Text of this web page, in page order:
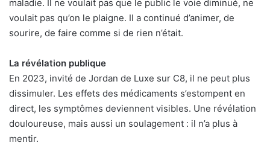
maladie. Il ne voulait pas que le public le voie diminué, ne
voulait pas qu’on le plaigne. Il a continué d’animer, de
sourire, de faire comme si de rien n’était.
La révélation publique
En 2023, invité de Jordan de Luxe sur C8, il ne peut plus
dissimuler. Les effets des médicaments s’estompent en
direct, les symptômes deviennent visibles. Une révélation
douloureuse, mais aussi un soulagement : il n’a plus à
mentir.